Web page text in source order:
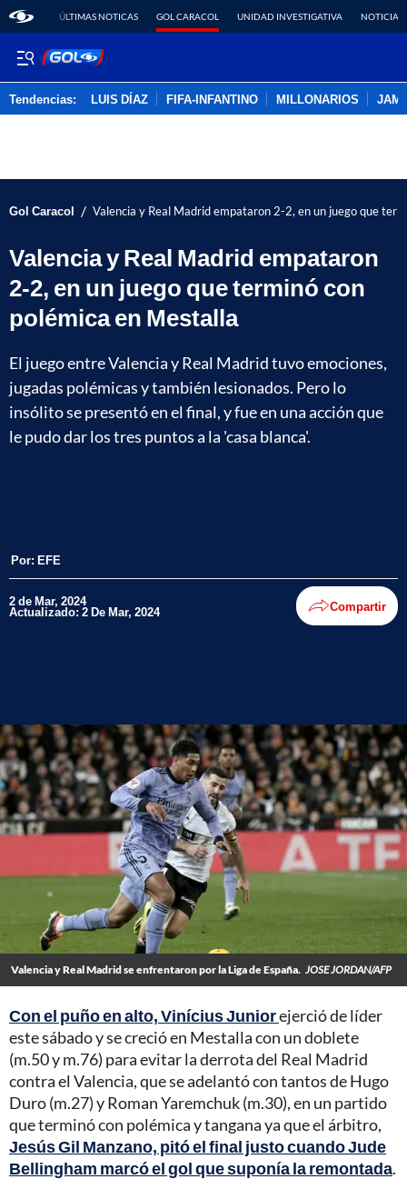
ÚLTIMAS NOTICAS GOL CARACOL UNIDAD INVESTIGATIVA NOTICIAS
Tendencias: LUIS DÍAZ FIFA-INFANTINO MILLONARIOS
Gol Caracol / Valencia y Real Madrid empataron 2-2, en un juego que
Valencia y Real Madrid empataron
2-2, en un juego que terminó con
polémica en Mestalla
El juego entre Valencia y Real Madrid tuvo emociones,
jugadas polémicas y también lesionados. Pero lo
insólito se presentó en el final, y fue en una acción que
le pudo dar los tres puntos a la 'casa blanca'.
Por: EFE
2 de Mar, 2024
Actualizado: 2 De Mar, 2024 Compartir
Valencia y Real Madrid se enfrentaron por la Liga de España. JOSE JORDAN/AFP
Con el puño en alto, Vinícius Juniorejerció de líder
este sábado y se creció en Mestalla con un doblete
(m.50 y m.76) para evitar la derrota del Real Madrid
contra el Valencia, que se adelantó con tantos de Hugo
Duro (m.27) y Roman Yaremchuk (m.30), en un partido
que terminó con polémica y tangana ya que el árbitro,
Jesús Gil Manzano, pitó el final justo cuando Jude
Bellingham marcó el gol que suponía la remontada.